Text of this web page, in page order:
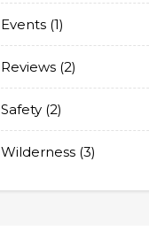
Events(1)
Reviews(2)
Safety(2)
Wilderness(3)